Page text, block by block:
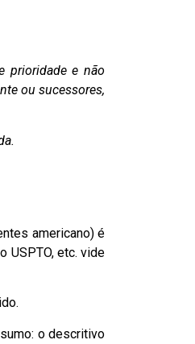
prioridade e não
ou sucessores,
americano) é
USPTO, etc. vide
o descritivo